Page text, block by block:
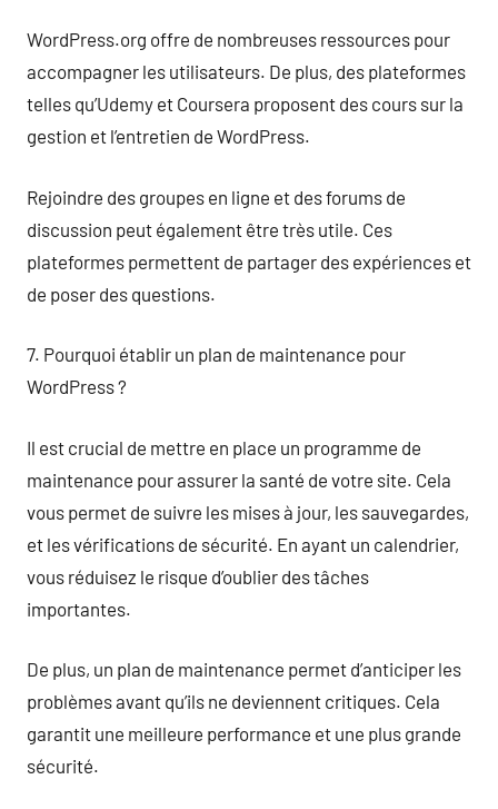
WordPress.org offre de nombreuses ressources pour
accompagner les utilisateurs. De plus, des plateformes
telles qu’Udemy et Coursera proposent des cours sur la
gestion et l’entretien de WordPress.
Rejoindre des groupes en ligne et des forums de
discussion peut également être très utile. Ces
plateformes permettent de partager des expériences et
de poser des questions.
7. Pourquoi établir un plan de maintenance pour
WordPress ?
Il est crucial de mettre en place un programme de
maintenance pour assurer la santé de votre site. Cela
vous permet de suivre les mises à jour, les sauvegardes,
et les vérifications de sécurité. En ayant un calendrier,
vous réduisez le risque d’oublier des tâches
importantes.
De plus, un plan de maintenance permet d’anticiper les
problèmes avant qu’ils ne deviennent critiques. Cela
garantit une meilleure performance et une plus grande
sécurité.